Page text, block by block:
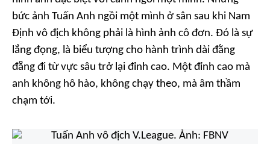
bức ảnh Tuấn Anh ngồi một mình ở sân sau khi Nam
Định vô địch không phải là hình ảnh cô đơn. Đó là sự
lắng đọng, là biểu tượng cho hành trình dài đằng
đẵng đi từ vực sâu trở lại đỉnh cao. Một đỉnh cao mà
anh không hô hào, không chạy theo, mà âm thầm
chạm tới.